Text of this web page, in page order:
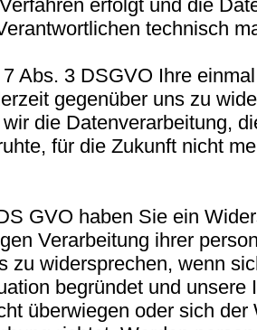
erfolgt und die
technisch
Abs. 3 DSGVO Ihre
gegenüber uns zu
die Datenverarbeitung,
für die Zukunft nicht
GVO haben Sie ein
Verarbeitung ihrer
zu widersprechen, wenn
begründet und unsere
überwiegen oder sich der